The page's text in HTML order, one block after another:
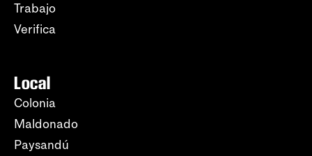
Trabajo
Verifica
Local
Colonia
Maldonado
Paysandú